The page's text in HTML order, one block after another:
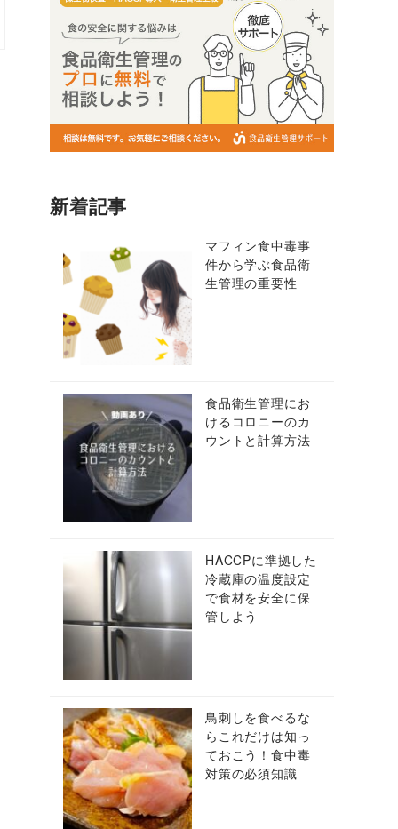
新着記事
マフィン食中毒事
件から学ぶ食品衛
生管理の重要性
食品衛生管理にお
けるコロニーのカ
ウントと計算方法
HACCPに準拠した
冷蔵庫の温度設定
で食材を安全に保
管しよう
鳥刺しを食べるな
らこれだけは知っ
ておこう！食中毒
対策の必須知識